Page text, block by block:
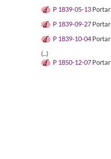
P 1839-05-13
P 1839-09-27
P 1839-10-04
(...)
P 1850-12-07